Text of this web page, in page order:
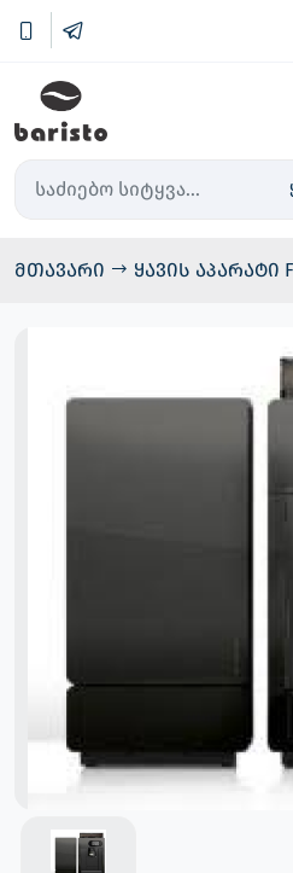
მთავარი ყავის აპარატი